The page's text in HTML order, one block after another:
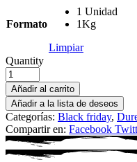
Formato
1 Unidad
1Kg
Limpiar
Quantity
Añadir al carrito
Añadir a la lista de deseos
Categorías: Black friday,
Compartir en: Facebook